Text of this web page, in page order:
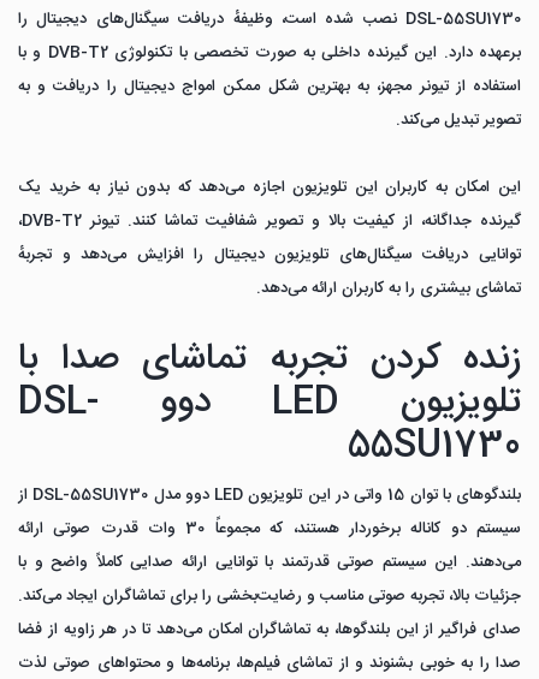
DSL-55SU1730 نصب شده است، وظیفهٔ دریافت سیگنال‌های دیجیتال را
برعهده دارد. این گیرنده داخلی به صورت تخصصی با تکنولوژی DVB-T2 و با
استفاده از تیونر مجهز، به بهترین شکل ممکن امواج دیجیتال را دریافت و به
تصویر تبدیل می‌کند.
این امکان به کاربران این تلویزیون اجازه می‌دهد که بدون نیاز به خرید یک
گیرنده جداگانه، از کیفیت بالا و تصویر شفافیت تماشا کنند. تیونر DVB-T2،
توانایی دریافت سیگنال‌های تلویزیون دیجیتال را افزایش می‌دهد و تجربهٔ
تماشای بیشتری را به کاربران ارائه می‌دهد.
زنده کردن تجربه تماشای صدا با
تلویزیون LED دوو DSL-
55SU1730
بلندگوهای با توان 15 واتی در این تلویزیون LED دوو مدل DSL-55SU1730 از
سیستم دو کاناله برخوردار هستند، که مجموعاً 30 وات قدرت صوتی ارائه
می‌دهند. این سیستم صوتی قدرتمند با توانایی ارائه صدایی کاملاً واضح و با
جزئیات بالا، تجربه صوتی مناسب و رضایت‌بخشی را برای تماشاگران ایجاد می‌کند.
صدای فراگیر از این بلندگوها، به تماشاگران امکان می‌دهد تا در هر زاویه از فضا
صدا را به خوبی بشنوند و از تماشای فیلم‌ها، برنامه‌ها و محتواهای صوتی لذت